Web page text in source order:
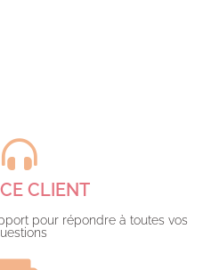
CLIENT
pour répondre à toutes vos